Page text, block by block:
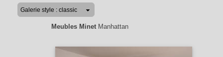
Meubles MinetManhattan